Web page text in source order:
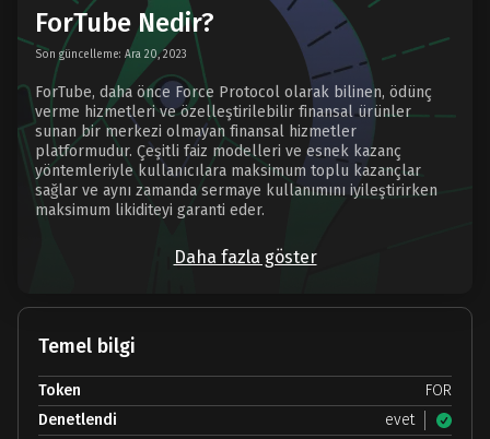
ForTube Nedir?
Son güncelleme: Ara 20, 2023
ForTube, daha önce Force Protocol olarak bilinen, ödünç
verme hizmetleri ve özelleştirilebilir finansal ürünler
sunan bir merkezi olmayan finansal hizmetler
platformudur. Çeşitli faiz modelleri ve esnek kazanç
yöntemleriyle kullanıcılara maksimum toplu kazançlar
sağlar ve aynı zamanda sermaye kullanımını iyileştirirken
maksimum likiditeyi garanti eder.
Daha fazla göster
Temel bilgi
Token
FOR
Denetlendi
evet